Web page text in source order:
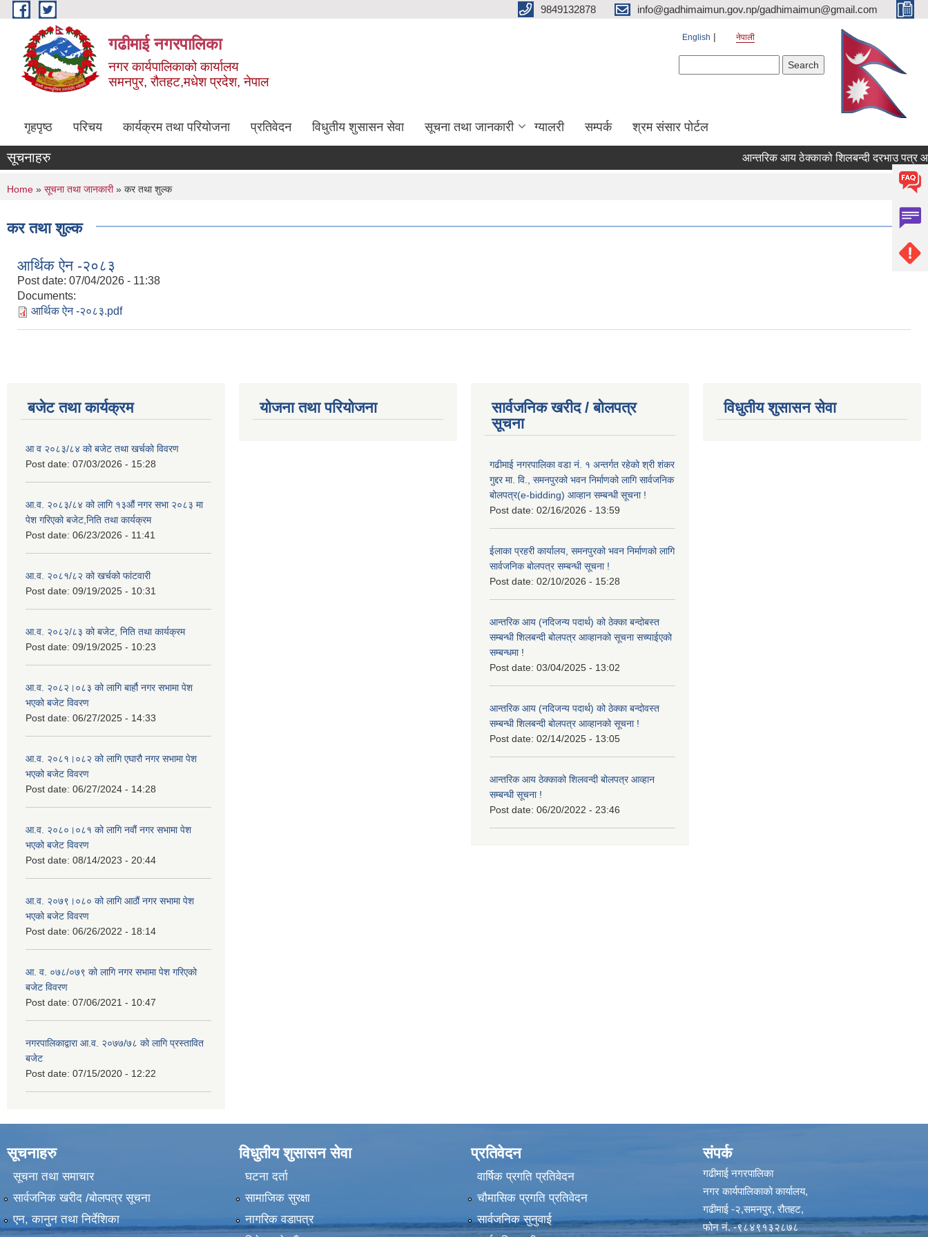
Skip to main content 9849132878 info@gadhimaimun.gov.np/gadhimaimun@gmail.com
गढीमाई नगरपालिका
नगर कार्यपालिकाको कार्यालय
समनपुर, रौतहट,मधेश प्रदेश, नेपाल
English नेपाली
गृहपृष्ठ परिचय कार्यक्रम तथा परियोजना प्रतिवेदन विधुतीय शुसासन सेवा सूचना तथा जानकारी ग्यालरी सम्पर्क श्रम संसार पोर्टल
सूचनाहरु आन्तरिक आय ठेक्काको शिलबन्दी दरभाउ पत्र
You are here
Home » सूचना तथा जानकारी» कर तथा शुल्क
कर तथा शुल्क
आर्थिक ऐन -२०८३
Post date: 07/04/2026 - 11:38
Documents:
आर्थिक ऐन -२०८३.pdf
बजेट तथा कार्यक्रम
आ व २०८३/८४ को बजेट तथा खर्चको विवरण
Post date: 07/03/2026 - 15:28
आ.व. २०८३/८४ को लागि १३औं नगर सभा २०८३ मा
पेश गरिएको बजेट,निति तथा कार्यक्रम
Post date: 06/23/2026 - 11:41
आ.व. २०८१/८२ को खर्चको फांटवारी
Post date: 09/19/2025 - 10:31
आ.व. २०८२/८३ को बजेट, निति तथा कार्यक्रम
Post date: 09/19/2025 - 10:23
आ.व. २०८२।०८३ को लागि बार्हौ नगर सभामा पेश
भएको बजेट विवरण
Post date: 06/27/2025 - 14:33
आ.व. २०८१।०८२ को लागि एघारौ नगर सभामा पेश
भएको बजेट विवरण
Post date: 06/27/2024 - 14:28
आ.व. २०८०।०८१ को लागि नवौं नगर सभामा पेश
भएको बजेट विवरण
Post date: 08/14/2023 - 20:44
आ.व. २०७९।०८० को लागि आठौं नगर सभामा पेश
भएको बजेट विवरण
Post date: 06/26/2022 - 18:14
आ. व. ०७८/०७९ को लागि नगर सभामा पेश गरिएको
बजेट विवरण
Post date: 07/06/2021 - 10:47
नगरपालिकाद्वारा आ.व. २०७७/७८ को लागि प्रस्तावित
बजेट
Post date: 07/15/2020 - 12:22
योजना तथा परियोजना
सार्वजनिक खरीद / बोलपत्र
सूचना
गढीमाई नगरपालिका वडा नं. १ अन्तर्गत रहेको श्री शंकर
गुद्दर मा. वि., समनपुरको भवन निर्माणको लागि सार्वजनिक
बोलपत्र(e-bidding) आव्हान सम्बन्धी सूचना !
Post date: 02/16/2026 - 13:59
ईलाका प्रहरी कार्यालय, समनपुरको भवन निर्माणको लागि
सार्वजनिक बोलपत्र सम्बन्धी सूचना !
Post date: 02/10/2026 - 15:28
आन्तरिक आय (नदिजन्य पदार्थ) को ठेक्का बन्दोबस्त
सम्बन्धी शिलबन्दी बोलपत्र आव्हानको सूचना सच्याईएको
सम्बन्धमा !
Post date: 03/04/2025 - 13:02
आन्तरिक आय (नदिजन्य पदार्थ) को ठेक्का बन्दोवस्त
सम्बन्धी शिलबन्दी बोलपत्र आव्हानको सूचना !
Post date: 02/14/2025 - 13:05
आन्तरिक आय ठेक्काको शिलवन्दी बोलपत्र आव्हान
सम्बन्धी सूचना !
Post date: 06/20/2022 - 23:46
विधुतीय शुसासन सेवा
सूचनाहरु
सूचना तथा समाचार
सार्वजनिक खरीद /बोलपत्र सूचना
एन, कानुन तथा निर्देशिका
विधुतीय शुसासन सेवा
घटना दर्ता
सामाजिक सुरक्षा
नागरिक वडापत्र
प्रतिवेदन
वार्षिक प्रगति प्रतिवेदन
चौमासिक प्रगति प्रतिवेदन
सार्वजनिक सुनुवाई
संपर्क
गढीमाई नगरपालिका
नगर कार्यपालिकाको कार्यालय,
गढीमाई -२,समनपुर, रौतहट,
फोन नं. -९८४९१३२८७८